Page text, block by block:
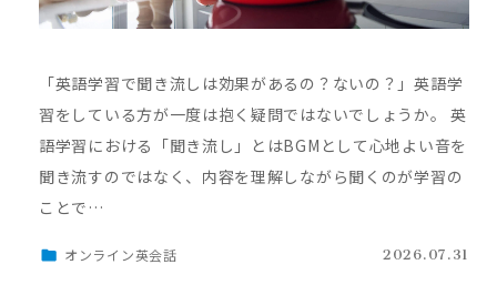
「英語学習で聞き流しは効果があるの？ないの？」英語学
習をしている方が一度は抱く疑問ではないでしょうか。 英
語学習における「聞き流し」とはBGMとして心地よい音を
聞き流すのではなく、内容を理解しながら聞くのが学習の
ことで…
オンライン英会話 2026.07.31